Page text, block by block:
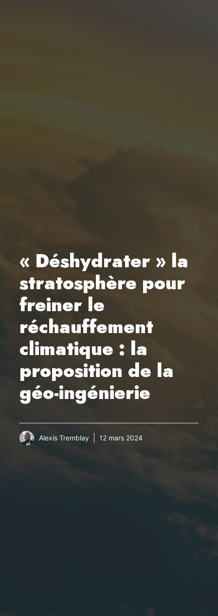
« Déshydrater » la
stratosphère pour
freiner le
réchauffement
climatique : la
proposition de la
géo-ingénierie
Alexis Tremblay 12 mars 2024